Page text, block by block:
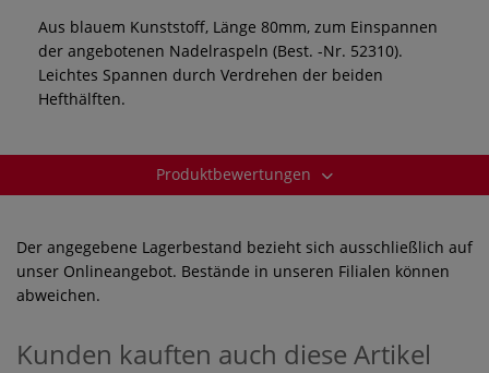
Aus blauem Kunststoff, Länge 80mm, zum Einspannen
der angebotenen Nadelraspeln (Best. -Nr. 52310).
Leichtes Spannen durch Verdrehen der beiden
Hefthälften.
Produktbewertungen
Der angegebene Lagerbestand bezieht sich ausschließlich auf
unser Onlineangebot. Bestände in unseren Filialen können
abweichen.
Kunden kauften auch diese Artikel